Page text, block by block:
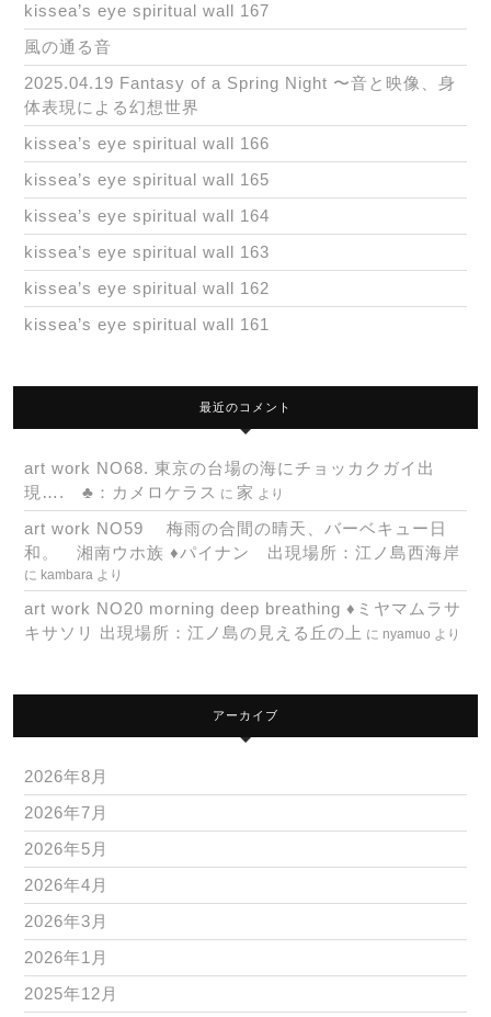
kissea’s eye spiritual wall 167
風の通る音
2025.04.19 Fantasy of a Spring Night 〜音と映像、身
体表現による幻想世界
kissea’s eye spiritual wall 166
kissea’s eye spiritual wall 165
kissea’s eye spiritual wall 164
kissea’s eye spiritual wall 163
kissea’s eye spiritual wall 162
kissea’s eye spiritual wall 161
最近のコメント
art work NO68. 東京の台場の海にチョッカクガイ出
現…. ♣：カメロケラス に 家 より
art work NO59 梅雨の合間の晴天、バーベキュー日
和。 湘南ウホ族 ♦パイナン 出現場所：江ノ島西海岸
に kambara より
art work NO20 morning deep breathing ♦ミヤマムラサ
キサソリ 出現場所：江ノ島の見える丘の上 に nyamuo より
アーカイブ
2026年8月
2026年7月
2026年5月
2026年4月
2026年3月
2026年1月
2025年12月